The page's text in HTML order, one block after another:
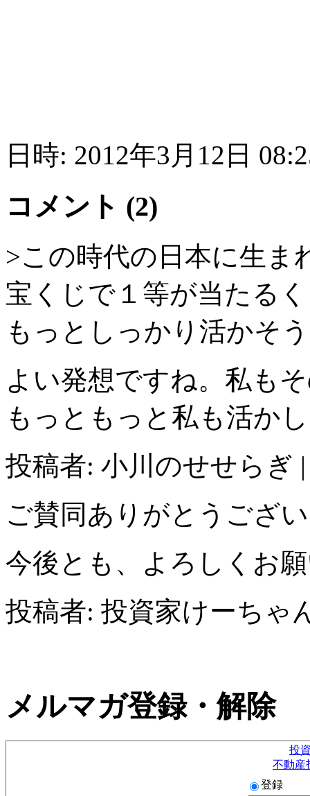
日時: 2012年3月12日
コメント (2)
>この時代の日本に生ま
宝くじで１等が当たる
もっとしっかり活かそ
よい発想ですね。私も
もっともっと私も活か
投稿者: 小川のせせらぎ
ご賛同ありがとうござ
今後とも、よろしくお
投稿者: 投資家けーちゃ
メルマガ登録・解除
投
不動産
登録